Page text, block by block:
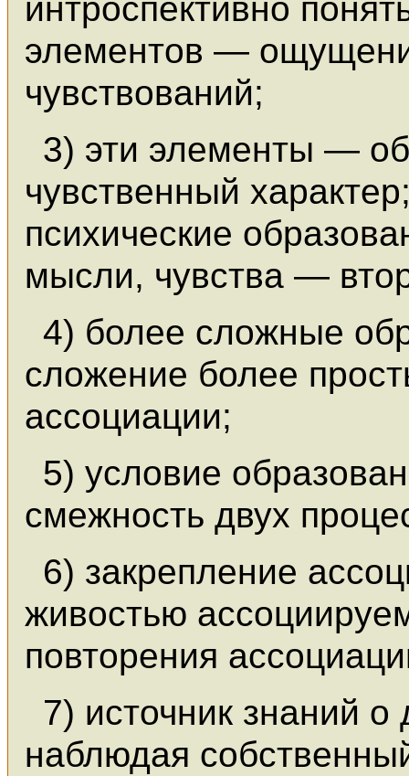
интроспективно
элементов —
чувствований;
3) эти элементы —
чувственный
психические
мысли, чувства —
4) более сложные
сложение более
ассоциации;
5) условие
смежность двух
6) закрепление
живостью
повторения
7) источник знаний
наблюдая